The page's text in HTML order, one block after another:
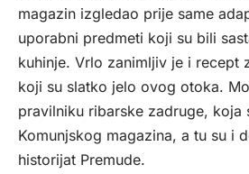
magazin izgledao prije same
uporabni predmeti koji su bili
kuhinje. Vrlo zanimljiv je i recept
koji su slatko jelo ovog otoka.
pravilniku ribarske zadruge, koja
Komunjskog magazina, a tu su i
historijat Premude.